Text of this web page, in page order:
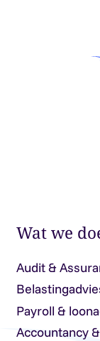
Wat we
Audit &
Payroll &
Accountancy